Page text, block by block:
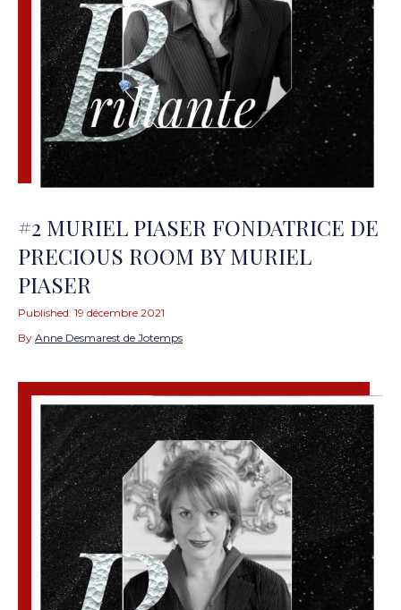
#2 MURIEL PIASER FONDATRICE DE
PRECIOUS ROOM BY MURIEL
PIASER
Published: 19 décembre 2021
By Anne Desmarest de Jotemps